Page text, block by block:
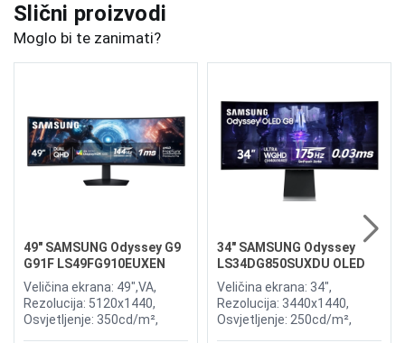
Slični proizvodi
Moglo bi te zanimati?
49" SAMSUNG Odyssey G9
G91F LS49FG910EUXEN
144Hz Gaming Curved
Display
Veličina ekrana: 49",VA,
Rezolucija: 5120x1440,
Osvjetljenje: 350cd/m²,
34" SAMSUNG Odyssey
LS34DG850SUXDU OLED
G8 175Hz Gaming Curved
Display
Veličina ekrana: 34",
Rezolucija: 3440x1440,
Osvjetljenje: 250cd/m²,